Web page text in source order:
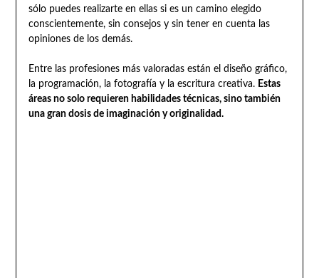
sólo puedes realizarte en ellas si es un camino elegido
conscientemente, sin consejos y sin tener en cuenta las
opiniones de los demás.
Entre las profesiones más valoradas están el diseño gráfico,
la programación, la fotografía y la escritura creativa. Estas
áreas no solo requieren habilidades técnicas, sino también
una gran dosis de imaginación y originalidad.